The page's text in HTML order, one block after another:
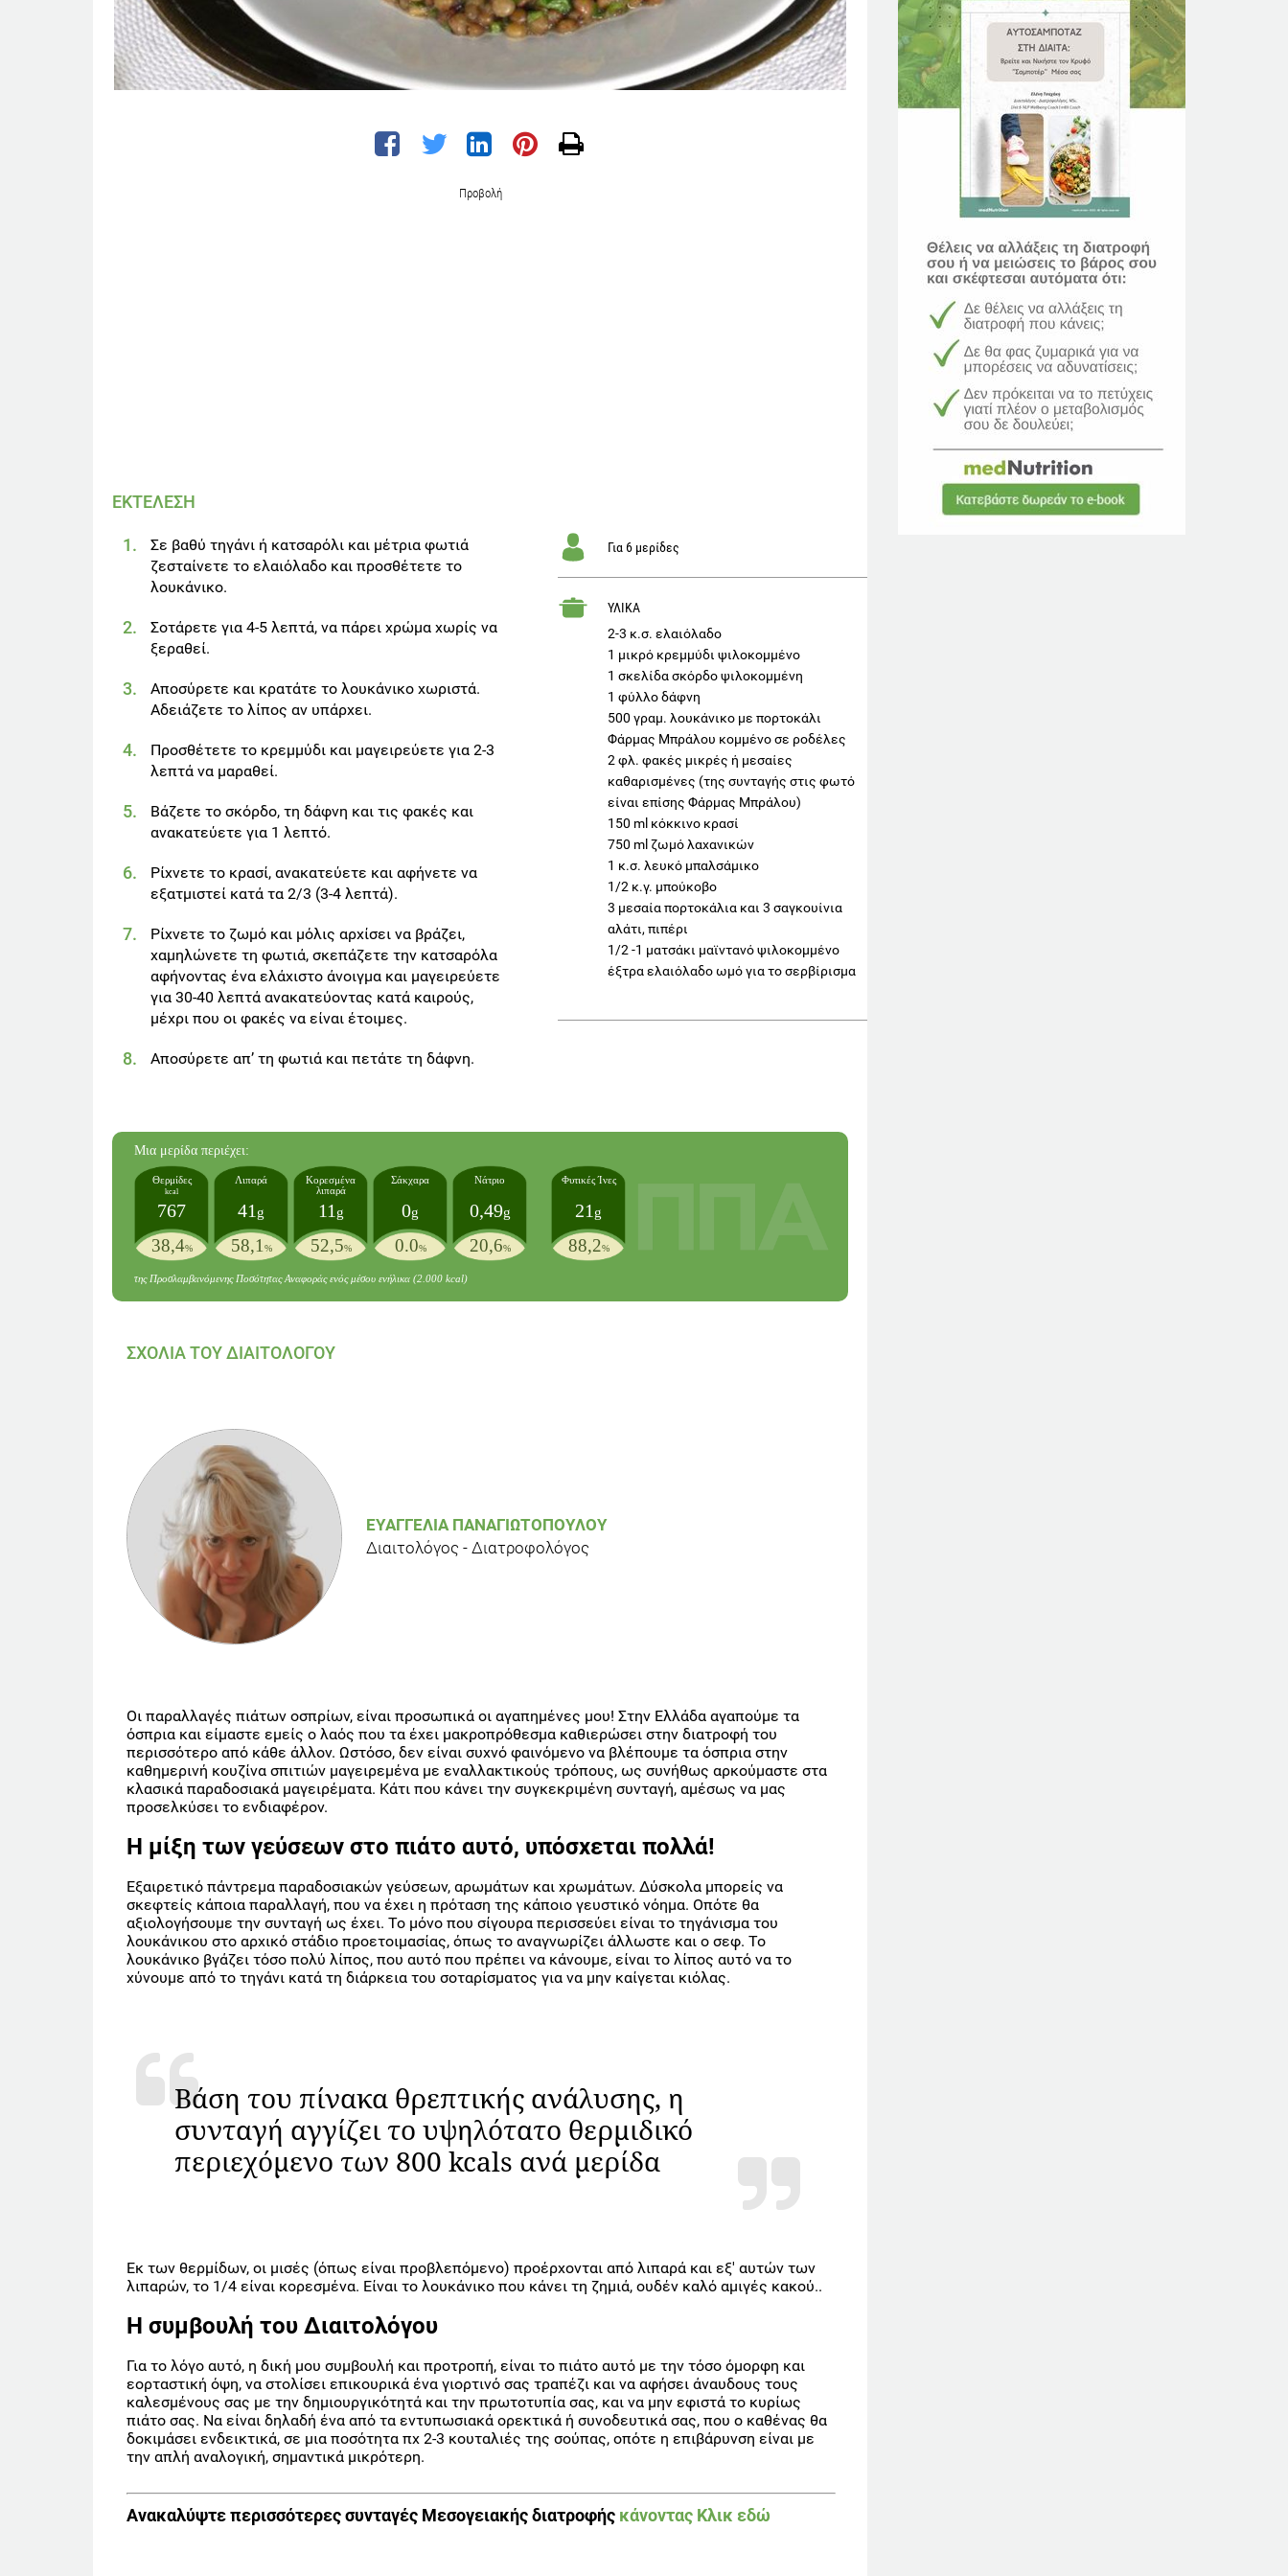
Προβολή
ΕΚΤΕΛΕΣΗ
Σε βαθύ τηγάνι ή κατσαρόλι και μέτρια φωτιά
ζεσταίνετε το ελαιόλαδο και προσθέτετε το
λουκάνικο.
Σοτάρετε για 4-5 λεπτά, να πάρει χρώμα χωρίς να
ξεραθεί.
Αποσύρετε και κρατάτε το λουκάνικο χωριστά.
Αδειάζετε το λίπος αν υπάρχει.
Προσθέτετε το κρεμμύδι και μαγειρεύετε για 2-3
λεπτά να μαραθεί.
Βάζετε το σκόρδο, τη δάφνη και τις φακές και
ανακατεύετε για 1 λεπτό.
Ρίχνετε το κρασί, ανακατεύετε και αφήνετε να
εξατμιστεί κατά τα 2/3 (3-4 λεπτά).
Ρίχνετε το ζωμό και μόλις αρχίσει να βράζει,
χαμηλώνετε τη φωτιά, σκεπάζετε την κατσαρόλα
αφήνοντας ένα ελάχιστο άνοιγμα και μαγειρεύετε
για 30-40 λεπτά ανακατεύοντας κατά καιρούς,
μέχρι που οι φακές να είναι έτοιμες.
Αποσύρετε απ’ τη φωτιά και πετάτε τη δάφνη.
Για 6 μερίδες
ΥΛΙΚΑ
2-3 κ.σ. ελαιόλαδο
1 μικρό κρεμμύδι ψιλοκομμένο
1 σκελίδα σκόρδο ψιλοκομμένη
1 φύλλο δάφνη
500 γραμ. λουκάνικο με πορτοκάλι
Φάρμας Μπράλου κομμένο σε ροδέλες
2 φλ. φακές μικρές ή μεσαίες
καθαρισμένες (της συνταγής στις φωτό
είναι επίσης Φάρμας Μπράλου)
150 ml κόκκινο κρασί
750 ml ζωμό λαχανικών
1 κ.σ. λευκό μπαλσάμικο
1/2 κ.γ. μπούκοβο
3 μεσαία πορτοκάλια και 3 σαγκουίνια
αλάτι, πιπέρι
1/2 -1 ματσάκι μαϊντανό ψιλοκομμένο
έξτρα ελαιόλαδο ωμό για το σερβίρισμα
Mια μερίδα περιέχει:
Θερμίδες
kcal
767
38,4%
Λιπαρά
41 g
58,1 %
Κορεσμένα
λιπαρά
11 g
52,5%
Σάκχαρα
0g
0.0%
Νάτριο
0,49g
20,6%
Φυτικές Ίνες
21 g
88,2%
της Προσλαμβανόμενης Ποσότητας Αναφοράς ενός μέσου ενήλικα (2.000 kcal)
ΣΧΟΛΙΑ ΤΟΥ ΔΙΑΙΤΟΛΟΓΟΥ
ΕΥΑΓΓΕΛΊΑ ΠΑΝΑΓΙΩΤΟΠΟΎΛΟΥ
Διαιτολόγος - Διατροφολόγος
Οι παραλλαγές πιάτων οσπρίων, είναι προσωπικά οι αγαπημένες μου! Στην Ελλάδα αγαπούμε τα
όσπρια και είμαστε εμείς ο λαός που τα έχει μακροπρόθεσμα καθιερώσει στην διατροφή του
περισσότερο από κάθε άλλον. Ωστόσο, δεν είναι συχνό φαινόμενο να βλέπουμε τα όσπρια στην
καθημερινή κουζίνα σπιτιών μαγειρεμένα με εναλλακτικούς τρόπους, ως συνήθως αρκούμαστε στα
κλασικά παραδοσιακά μαγειρέματα. Κάτι που κάνει την συγκεκριμένη συνταγή, αμέσως να μας
προσελκύσει το ενδιαφέρον.
Η μίξη των γεύσεων στο πιάτο αυτό, υπόσχεται πολλά!
Εξαιρετικό πάντρεμα παραδοσιακών γεύσεων, αρωμάτων και χρωμάτων. Δύσκολα μπορείς να
σκεφτείς κάποια παραλλαγή, που να έχει η πρόταση της κάποιο γευστικό νόημα. Οπότε θα
αξιολογήσουμε την συνταγή ως έχει. Το μόνο που σίγουρα περισσεύει είναι το τηγάνισμα του
λουκάνικου στο αρχικό στάδιο προετοιμασίας, όπως το αναγνωρίζει άλλωστε και ο σεφ. Το
λουκάνικο βγάζει τόσο πολύ λίπος, που αυτό που πρέπει να κάνουμε, είναι το λίπος αυτό να το
χύνουμε από το τηγάνι κατά τη διάρκεια του σοταρίσματος για να μην καίγεται κιόλας.
Βάση του πίνακα θρεπτικής ανάλυσης, η
συνταγή αγγίζει το υψηλότατο θερμιδικό
περιεχόμενο των 800 kcals ανά μερίδα
Εκ των θερμίδων, οι μισές (όπως είναι προβλεπόμενο) προέρχονται από λιπαρά και εξ' αυτών των
λιπαρών, το 1/4 είναι κορεσμένα. Είναι το λουκάνικο που κάνει τη ζημιά, ουδέν καλό αμιγές κακού..
Η συμβουλή του Διαιτολόγου
Για το λόγο αυτό, η δική μου συμβουλή και προτροπή, είναι το πιάτο αυτό με την τόσο όμορφη και
εορταστική όψη, να στολίσει επικουρικά ένα γιορτινό σας τραπέζι και να αφήσει άναυδους τους
καλεσμένους σας με την δημιουργικότητά και την πρωτοτυπία σας, και να μην εφιστά το κυρίως
πιάτο σας. Να είναι δηλαδή ένα από τα εντυπωσιακά ορεκτικά ή συνοδευτικά σας, που ο καθένας θα
δοκιμάσει ενδεικτικά, σε μια ποσότητα πχ 2-3 κουταλιές της σούπας, οπότε η επιβάρυνση είναι με
την απλή αναλογική, σημαντικά μικρότερη.
Ανακαλύψτε περισσότερες συνταγές Μεσογειακής διατροφής κάνοντας Κλικ εδώ